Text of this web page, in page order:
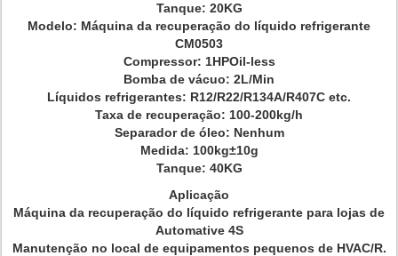
Tanque: 20KG
Modelo: Máquina da recuperação do líquido refrigerante
CM0503
Compressor: 1HPOil-less
Bomba de vácuo: 2L/Min
Líquidos refrigerantes: R12/R22/R134A/R407C etc.
Taxa de recuperação: 100-200kg/h
Separador de óleo: Nenhum
Medida: 100kg±10g
Tanque: 40KG
Aplicação
Máquina da recuperação do líquido refrigerante para lojas de
Automative 4S
Manutenção no local de equipamentos pequenos de HVAC/R.